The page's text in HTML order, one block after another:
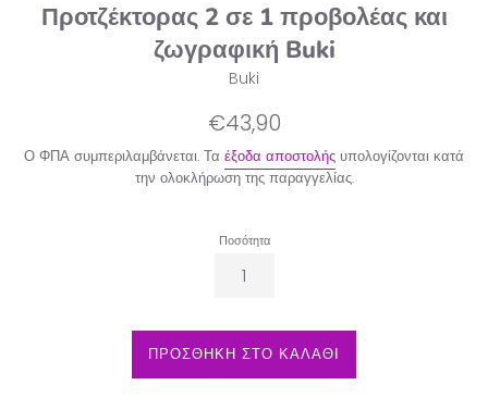
Προτζέκτορας 2 σε 1 προβολέας και
ζωγραφική Buki
Buki
Κανονική
€43,90
Ο ΦΠΑ συμπεριλαμβάνεται. Τα έξοδα αποστολής υπολογίζονται κατά
την ολοκλήρωση της παραγγελίας.
Ποσότητα
ΠΡΟΣΘΗΚΗ ΣΤΟ ΚΑΛΑΘΙ